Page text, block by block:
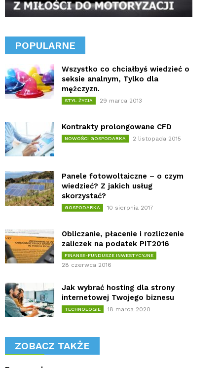
POPULARNE
Wszystko co chciałbyś wiedzieć o
seksie analnym, Tylko dla
mężczyzn.
STYL ŻYCIA 29 marca 2013
Kontrakty prolongowane CFD
NOWOŚCI GOSPODARKA 2 listopada 2015
Panele fotowoltaiczne – o czym
wiedzieć? Z jakich usług
skorzystać?
GOSPODARKA 10 sierpnia 2017
Obliczanie, płacenie i rozliczenie
zaliczek na podatek PIT2016
FINANSE-FUNDUSZE INWESTYCYJNE
28 czerwca 2016
Jak wybrać hosting dla strony
internetowej Twojego biznesu
TECHNOLOGIE 18 marca 2020
ZOBACZ TAKŻE